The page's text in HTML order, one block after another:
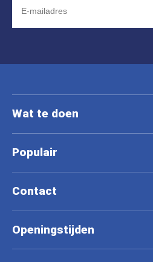
Wat te doen
Populair
Contact
Openingstijden